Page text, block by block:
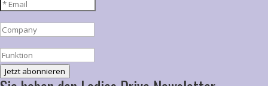
Jetzt abonnieren